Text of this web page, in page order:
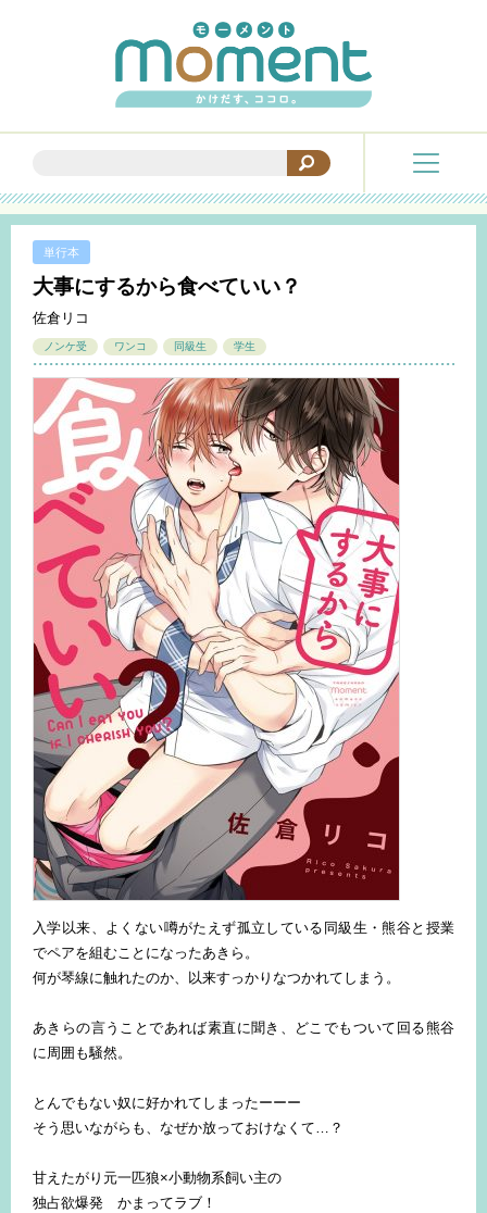
単行本
大事にするから食べていい？
佐倉リコ
ノンケ受 ワンコ 同級生 学生
入学以来、よくない噂がたえず孤立している同級生・熊谷と授業
でペアを組むことになったあきら。
何が琴線に触れたのか、以来すっかりなつかれてしまう。
あきらの言うことであれば素直に聞き、どこでもついて回る熊谷
に周囲も騒然。
とんでもない奴に好かれてしまったーーー
そう思いながらも、なぜか放っておけなくて…？
甘えたがり元一匹狼×小動物系飼い主の
独占欲爆発 かまってラブ！